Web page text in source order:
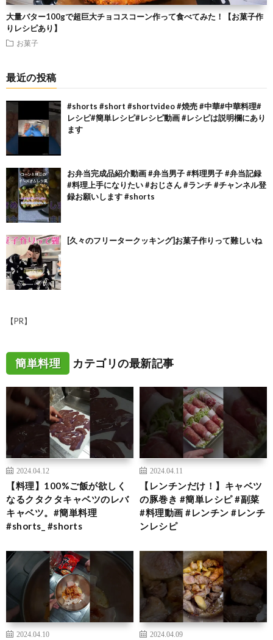
大量バター100gで超巨大チョコスコーン作って食べてみた！【お菓子作
りレシピあり】
お菓子
最近の投稿
#shorts #short #shortvideo #焼売 #中華#中華料理#
レシピ#簡単レシピ#レシピ動画 #レシピは説明欄にあり
ます
お弁当完成品紹介動画 #弁当男子 #料理男子 #弁当記録
#料理上手になりたい #おじさん #ランチ #チャンネル登
録お願いします #shorts
[久々のフリータークッキング]お菓子作りって難しいね
【PR】
簡単料理 カテゴリの最新記事
2024.04.12
【料理】100%ご飯が欲しく
なるクタクタキャベツのレバ
キャベツ。#簡単料理
#shorts_ #shorts
2024.04.11
【レンチンだけ！】キャベツ
の豚巻き #簡単レシピ #副菜
#料理動画 #レンチン #レンチ
ンレシピ
2024.04.10 2024.04.09